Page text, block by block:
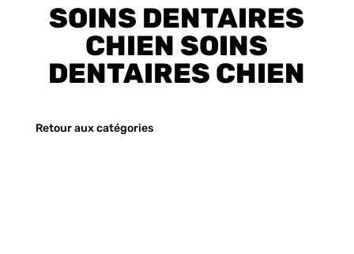
SOINS DENTAIRES
CHIEN SOINS
DENTAIRES CHIEN
Retour aux catégories